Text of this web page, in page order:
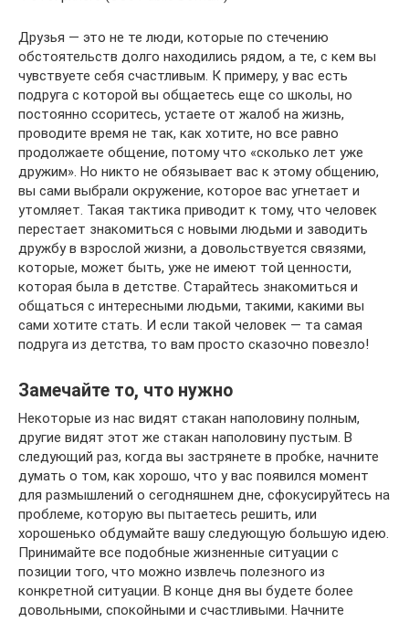
Друзья — это не те люди, которые по стечению
обстоятельств долго находились рядом, а те, с кем вы
чувствуете себя счастливым. К примеру, у вас есть
подруга с которой вы общаетесь еще со школы, но
постоянно ссоритесь, устаете от жалоб на жизнь,
проводите время не так, как хотите, но все равно
продолжаете общение, потому что «сколько лет уже
дружим». Но никто не обязывает вас к этому общению,
вы сами выбрали окружение, которое вас угнетает и
утомляет. Такая тактика приводит к тому, что человек
перестает знакомиться с новыми людьми и заводить
дружбу в взрослой жизни, а довольствуется связями,
которые, может быть, уже не имеют той ценности,
которая была в детстве. Старайтесь знакомиться и
общаться с интересными людьми, такими, какими вы
сами хотите стать. И если такой человек — та самая
подруга из детства, то вам просто сказочно повезло!
Замечайте то, что нужно
Некоторые из нас видят стакан наполовину полным,
другие видят этот же стакан наполовину пустым. В
следующий раз, когда вы застрянете в пробке, начните
думать о том, как хорошо, что у вас появился момент
для размышлений о сегодняшнем дне, сфокусируйтесь на
проблеме, которую вы пытаетесь решить, или
хорошенько обдумайте вашу следующую большую идею.
Принимайте все подобные жизненные ситуации с
позиции того, что можно извлечь полезного из
конкретной ситуации. В конце дня вы будете более
довольными, спокойными и счастливыми. Начните